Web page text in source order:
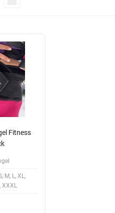
Fitness
M, L, XL,
XXXL